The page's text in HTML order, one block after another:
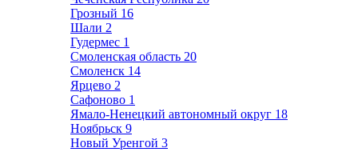
Грозный 16
Шали 2
Гудермес 1
Смоленская область 20
Смоленск 14
Ярцево 2
Сафоново 1
Ямало-Ненецкий автономный округ 18
Ноябрьск 9
Новый Уренгой 3